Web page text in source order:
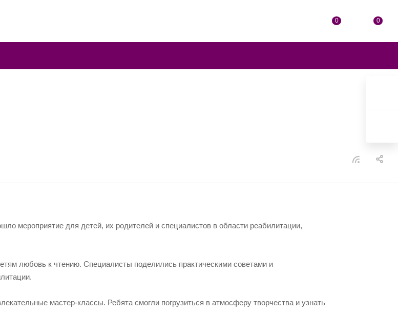
0 0
мероприятие для детей, их родителей и специалистов в области реабилитации,
любовь к чтению. Специалисты поделились практическими советами и
мастер-классы. Ребята смогли погрузиться в атмосферу творчества и узнать